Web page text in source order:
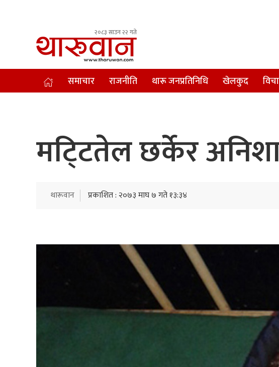
२०८३ साउन २२ गते
Leading Newsportal from Tharu Community Nepal.
समाचार राजनीति थारू जनप्रतिनिधि खेलकुद
मटि्टतेल छर्केर
थारूवान प्रकाशित : २०७३ माघ ७ गते १३:३४